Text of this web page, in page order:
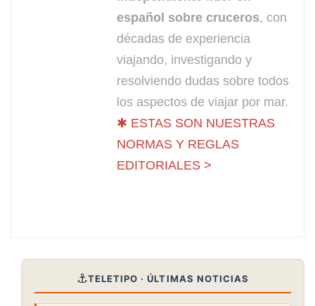
español sobre cruceros, con
décadas de experiencia
viajando, investigando y
resolviendo dudas sobre todos
los aspectos de viajar por mar.
✱ ESTAS SON NUESTRAS
NORMAS Y REGLAS
EDITORIALES >
⚓TELETIPO · ÚLTIMAS NOTICIAS